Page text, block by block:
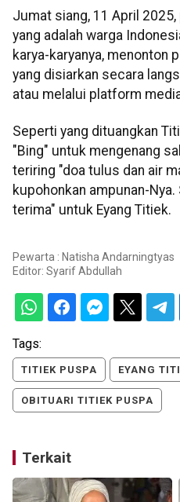
Jumat siang, 11 April
yang adalah warga
karya-karyanya, menonton
yang disiarkan secara
atau melalui platform
Seperti yang dituangkan
"Bing" untuk mengenang
teriring "doa tulus dan air
kupohonkan ampunan-
terima" untuk Eyang Titiek.
Pewarta : Natisha Andarningtyas
Editor: Syarif Abdullah
Tags:
TITIEK PUSPA EYANG
OBITUARI TITIEK PUSPA
Terkait